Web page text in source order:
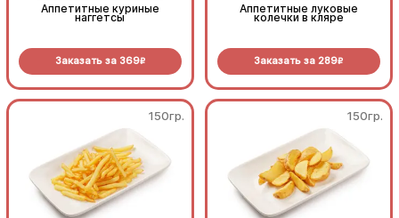
Аппетитные куриные
наггетсы
Заказать за 369R
Аппетитные луковые
колечки в кляре
Заказать за 289R
150гр. 150гр.